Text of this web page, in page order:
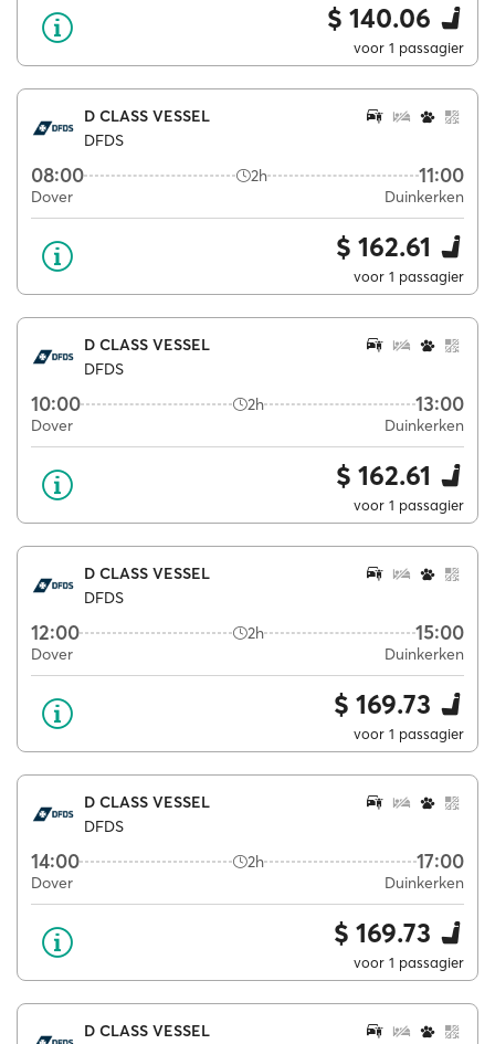
$ 140.06
voor 1 passagier
D CLASS VESSEL
DFDS
08:00 2h 11:00
Dover Duinkerken
$ 162.61
voor 1 passagier
D CLASS VESSEL
DFDS
10:00 2h 13:00
Dover Duinkerken
$ 162.61
voor 1 passagier
D CLASS VESSEL
DFDS
12:00 2h 15:00
Dover Duinkerken
$ 169.73
voor 1 passagier
D CLASS VESSEL
DFDS
14:00 2h 17:00
Dover Duinkerken
$ 169.73
voor 1 passagier
D CLASS VESSEL